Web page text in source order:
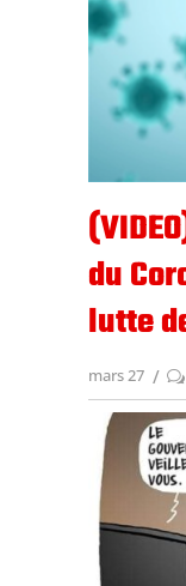
du
lutte
mars 27